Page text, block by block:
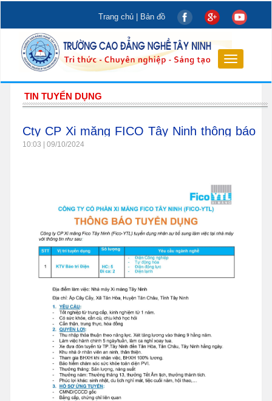
Trang chủ Bản đồ
Toggle
navigation
TIN TUYỂN DỤNG
Cty CP Xi măng FICO Tây Ninh thông báo
tuyển dụng
10:03 | 09/10/2024